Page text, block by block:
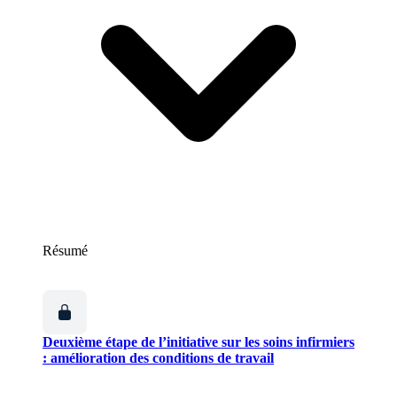
Résumé
Deuxième étape de l’initiative sur les soins infirmiers
: amélioration des conditions de travail